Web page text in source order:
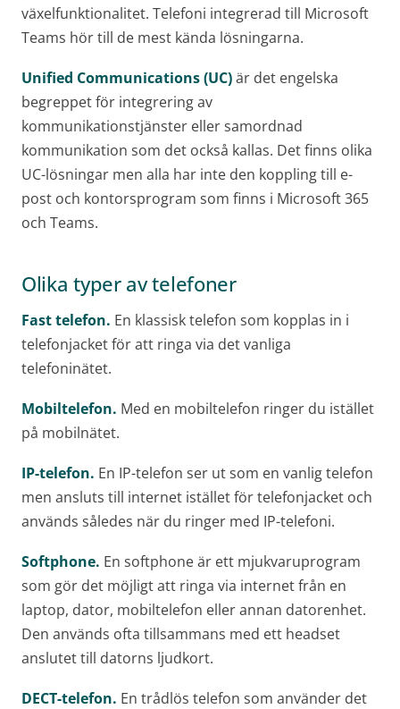
växelfunktionalitet. Telefoni integrerad till Microsoft
Teams hör till de mest kända lösningarna.
Unified Communications (UC)är det engelska
begreppet för integrering av
kommunikationstjänster eller samordnad
kommunikation som det också kallas. Det finns olika
UC-lösningar men alla har inte den koppling till e-
post och kontorsprogram som finns i Microsoft 365
och Teams.
Olika typer av telefoner
Fast telefon. En klassisk telefon som kopplas in i
telefonjacket för att ringa via det vanliga
telefoninätet.
Mobiltelefon. Med en mobiltelefon ringer du istället
på mobilnätet.
IP-telefon. En IP-telefon ser ut som en vanlig telefon
men ansluts till internet istället för telefonjacket och
används således när du ringer med IP-telefoni.
Softphone. En softphone är ett mjukvaruprogram
som gör det möjligt att ringa via internet från en
laptop, dator, mobiltelefon eller annan datorenhet.
Den används ofta tillsammans med ett headset
anslutet till datorns ljudkort.
DECT-telefon. En trådlös telefon som använder det